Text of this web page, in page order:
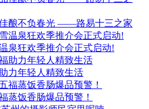
酿不负春光 ——路易十三之家
泉狂欢季推介会正式启动!
力年轻人精致生活
蒸饭香肠爆品预警！